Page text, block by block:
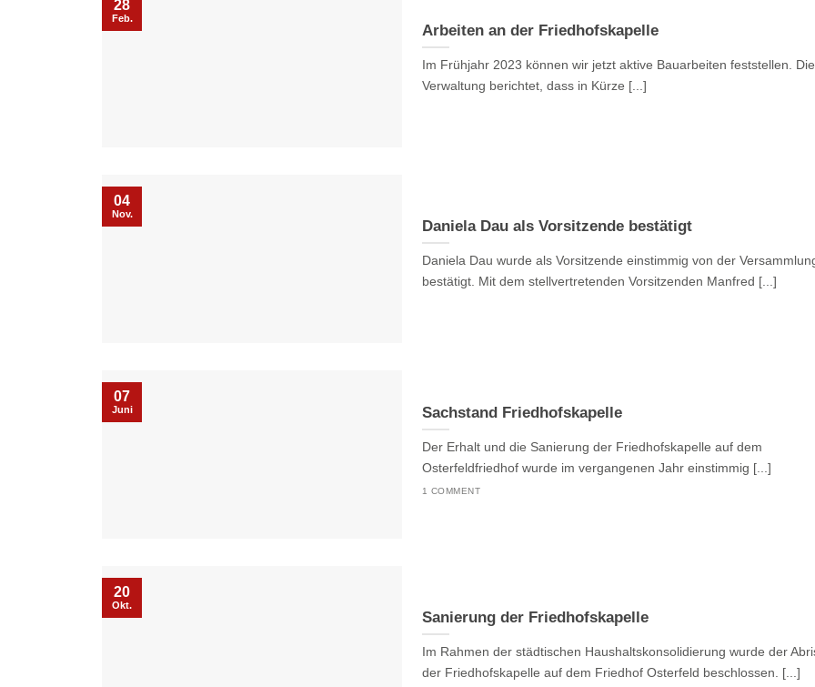
Arbeiten an der Friedhofskapelle
Im Frühjahr 2023 können wir jetzt aktive Bauarbeiten feststellen. Die
Verwaltung berichtet, dass in Kürze [...]
28
Feb.
Daniela Dau als Vorsitzende bestätigt
Daniela Dau wurde als Vorsitzende einstimmig von der
bestätigt. Mit dem stellvertretenden Vorsitzenden Manfred [...]
04
Nov.
Sachstand Friedhofskapelle
Der Erhalt und die Sanierung der Friedhofskapelle auf dem
Osterfeldfriedhof wurde im vergangenen Jahr einstimmig [...]
1 COMMENT
07
Juni
Sanierung der Friedhofskapelle
Im Rahmen der städtischen Haushaltskonsolidierung wurde der
der Friedhofskapelle auf dem Friedhof Osterfeld beschlossen. [...]
20
Okt.